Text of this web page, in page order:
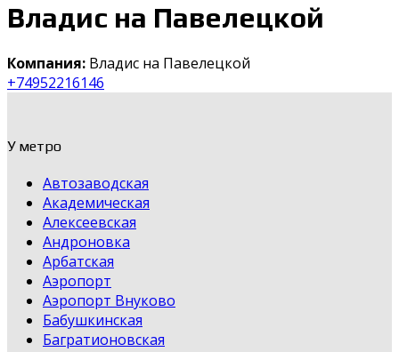
Владис на Павелецкой
Компания: Владис на Павелецкой
+74952216146
У метро
Автозаводская
Академическая
Алексеевская
Андроновка
Арбатская
Аэропорт
Аэропорт Внуково
Бабушкинская
Багратионовская